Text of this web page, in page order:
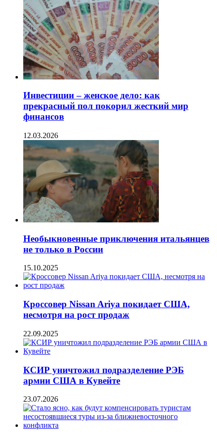
Инвестиции – женское дело: как
прекрасный пол покорил жесткий мир
финансов
12.03.2026
Необыкновенные приключения итальянцев
не только в России
15.10.2025
Кроссовер Nissan Ariya покидает США,
несмотря на рост продаж
22.09.2025
КСИР уничтожил подразделение РЭБ
армии США в Кувейте
23.07.2026